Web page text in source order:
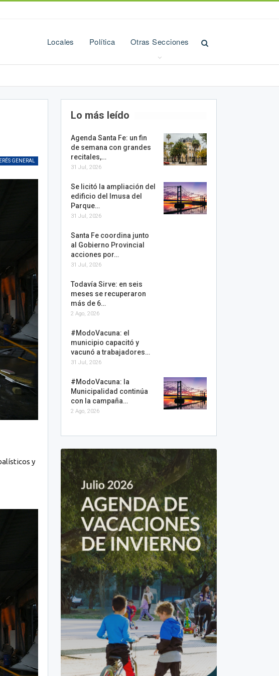
Locales Política Otras Secciones
GENERAL
y
Lo más leído
Agenda Santa Fe: un fin
de semana con grandes
recitales,…
31 Jul, 2026
Se licitó la ampliación del
edificio del Imusa del
Parque…
31 Jul, 2026
Santa Fe coordina junto
al Gobierno Provincial
acciones por…
31 Jul, 2026
Todavía Sirve: en seis
meses se recuperaron
más de 6…
2 Ago, 2026
#ModoVacuna: el
municipio capacitó y
vacunó a trabajadores…
31 Jul, 2026
#ModoVacuna: la
Municipalidad continúa
con la campaña…
2 Ago, 2026